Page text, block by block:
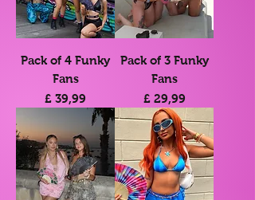
Pack of 4 Funky
Fans
Prijs
£ 39,99
Pack of 3 Funky
Fans
Prijs
£ 29,99